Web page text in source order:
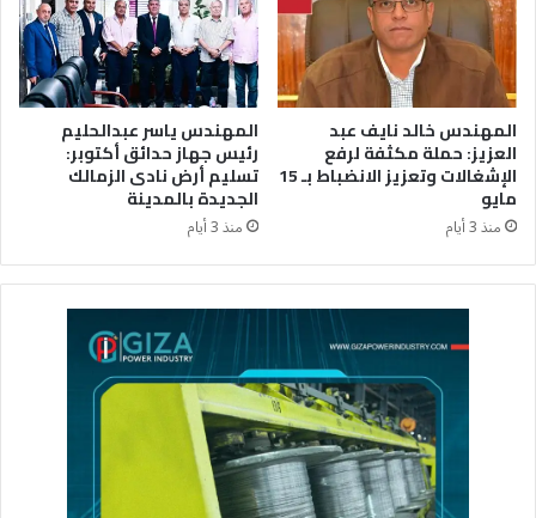
المهندس خالد نايف عبد
العزيز: حملة مكثفة لرفع
الإشغالات وتعزيز الانضباط بـ 15
مايو
منذ 3 أيام
المهندس ياسر عبدالحليم
رئيس جهاز حدائق أكتوبر:
تسليم أرض نادى الزمالك
الجديدة بالمدينة
منذ 3 أيام